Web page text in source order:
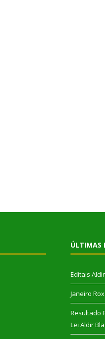
ÚLTIMAS
Editais
Janeiro
Resultado
Lei Aldir